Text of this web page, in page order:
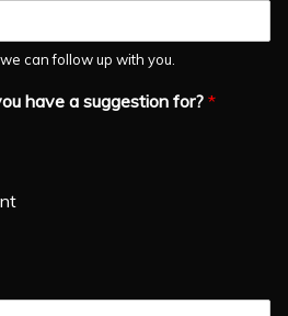
can follow up with you.
have a suggestion for? *